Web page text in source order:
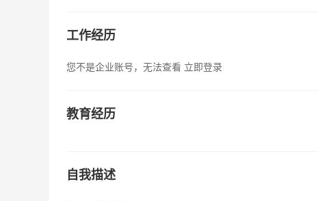
工作经历
您不是企业账号，无法查看 立即登录
教育经历
自我描述